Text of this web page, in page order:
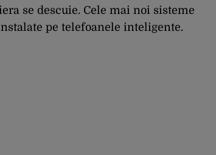
se descuie. Cele mai noi sisteme
pe telefoanele inteligente.